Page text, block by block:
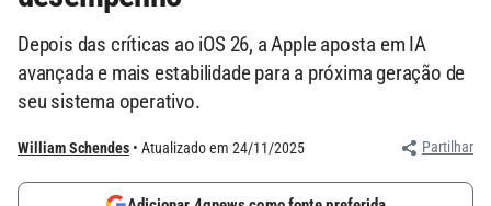
Depois das críticas ao iOS 26, a Apple aposta em IA
avançada e mais estabilidade para a próxima geração de
seu sistema operativo.
William Schendes Atualizado em 24/11/2025 Partilhar